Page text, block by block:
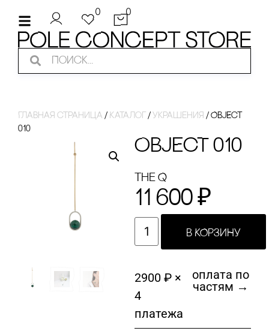
0 0
Главная страница / Каталог / украшения / OBjEcT
010
OBjEcT 010
the Q
11 600 ₽
В КОРЗИНУ
2900 ₽ ×
4
платежа
оплата по
частям →